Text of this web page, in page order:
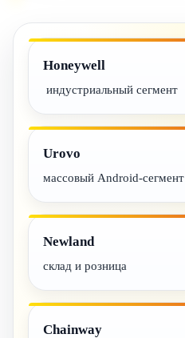
Honeywell
индустриальный сегмент
Urovo
массовый Android-сегмент
Newland
склад и розница
Chainway